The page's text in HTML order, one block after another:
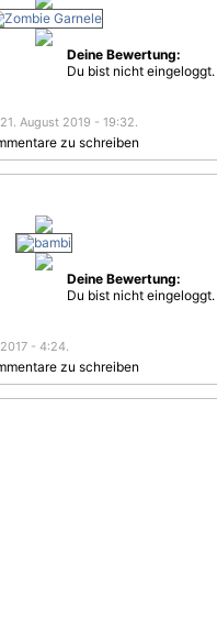
Deine Bewertung:
Du bist nicht eingeloggt.
August 2019 - 19:32.
zu schreiben
Deine Bewertung:
Du bist nicht eingeloggt.
- 4:24.
zu schreiben